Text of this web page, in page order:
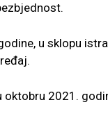
u sklopu
oktobru 2021.